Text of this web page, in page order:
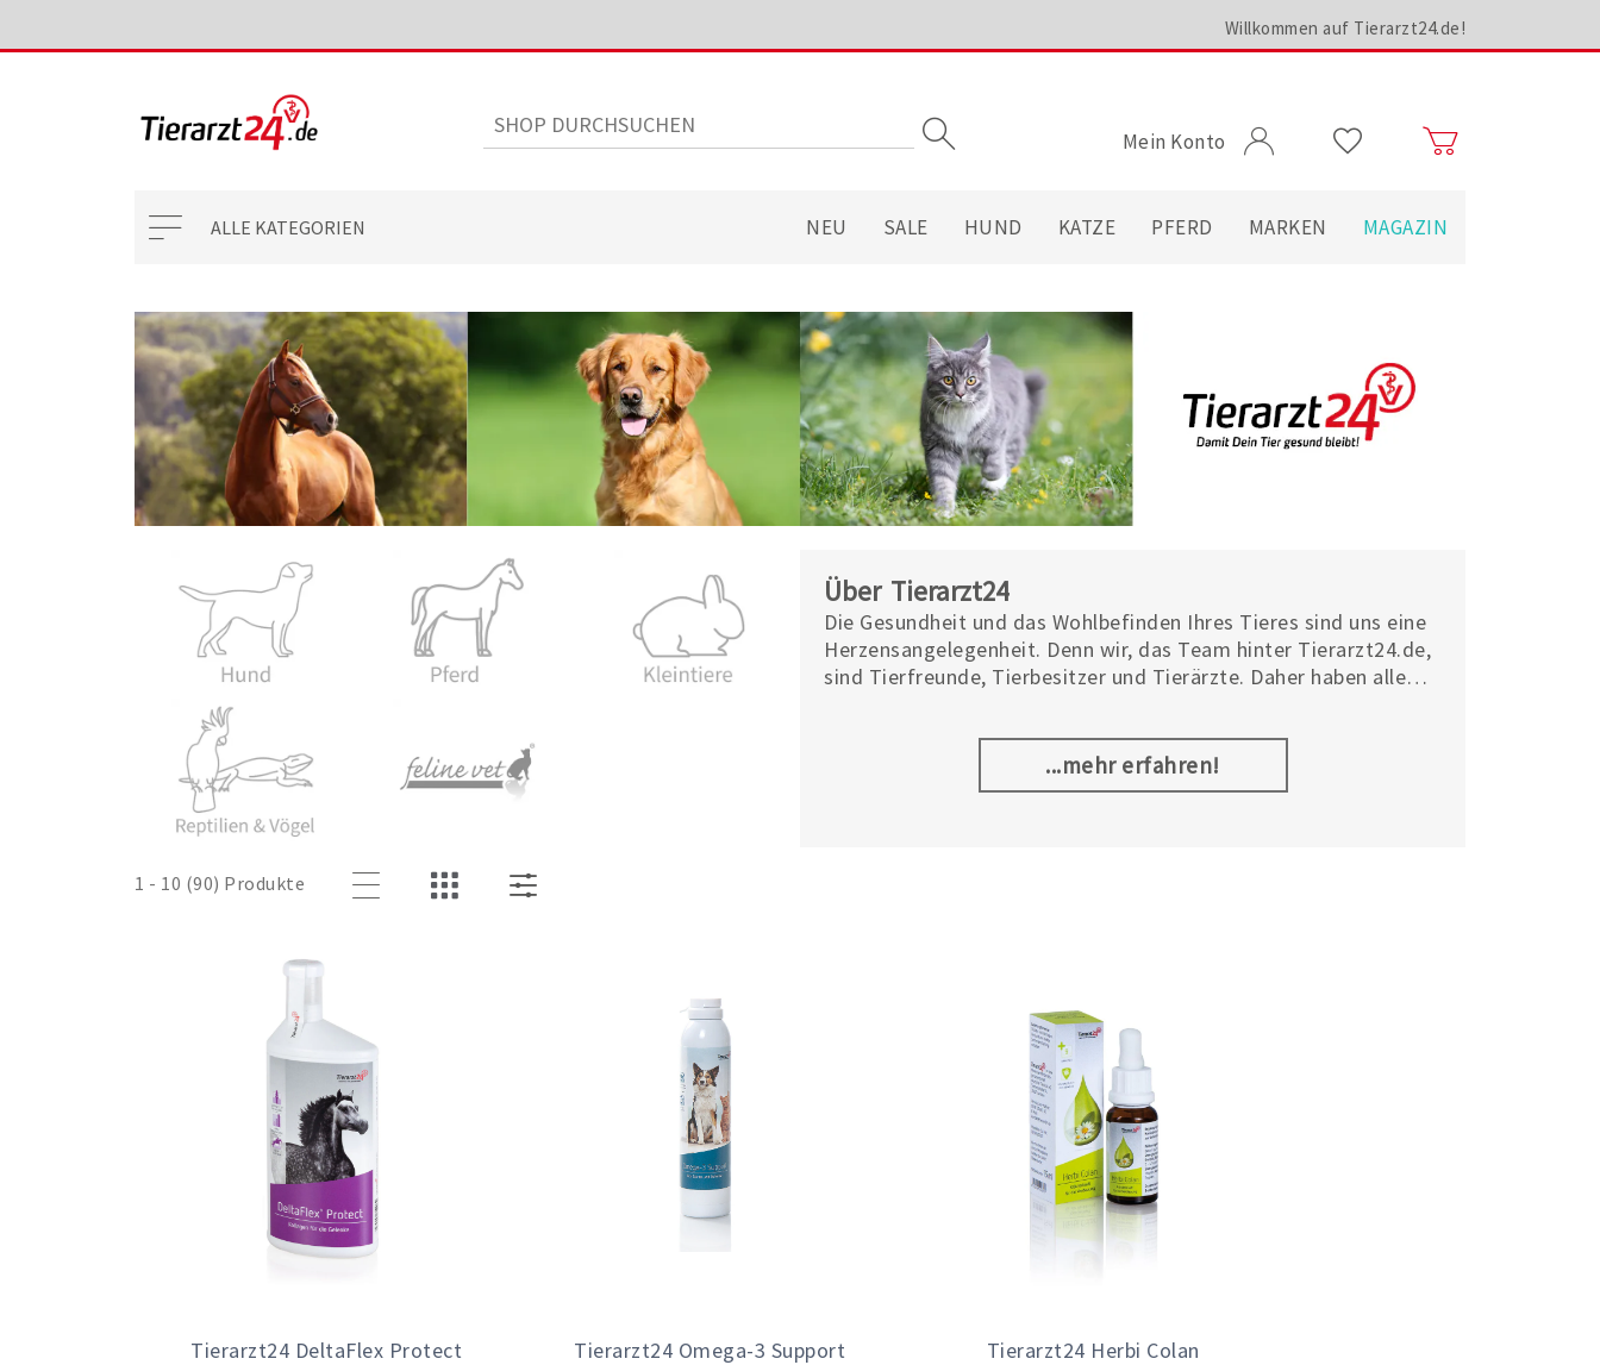
Willkommen auf Tierarzt24.de!
Mein Konto
ALLE KATEGORIEN NEU SALE HUND KATZE PFERD MARKEN MAGAZIN
Über Tierarzt24
Die Gesundheit und das Wohlbefinden Ihres Tieres sind uns eine
Herzensangelegenheit. Denn wir, das Team hinter Tierarzt24.de,
sind Tierfreunde, Tierbesitzer und Tierärzte. Daher haben alle
wurden mit tierärztlicher Kompetenz entwickelt und erfüllen
höchste Qualitätsansprüche....mehr erfahren!
1 - 10 (90) Produkte
Tierarzt24 DeltaFlex Protect Tierarzt24 Omega-3 Support Tierarzt24 Herbi Colan